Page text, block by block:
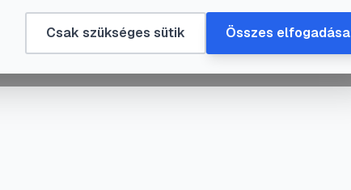
SugrMeliton•2017. júl. 28.•1perc olvasás
Csak szükséges sütik Összes elfogadása